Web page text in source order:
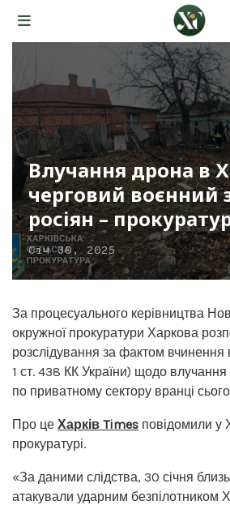
Влучання дрона в
черговий воєнний
росіян –
Січ 30, 2025
За процесуального керівництва
окружної прокуратури Харкова
розслідування за фактом вчинення
1 ст. 438 КК України) щодо влучання
по приватному сектору вранці
Про це Харків Times повідомили у
прокуратурі.
«За даними слідства, 30 січня
атакували ударним безпілотником